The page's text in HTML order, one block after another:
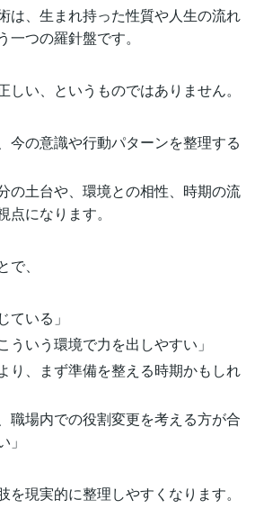
は、生まれ持った性質や人生の流れ
一つの羅針盤です。
しい、というものではありません。
今の意識や行動パターンを整理する
の土台や、環境との相性、時期の流
になります。
、
ている」
ういう環境で力を出しやすい」
り、まず準備を整える時期かもしれ
職場内での役割変更を考える方が合
」
を現実的に整理しやすくなります。